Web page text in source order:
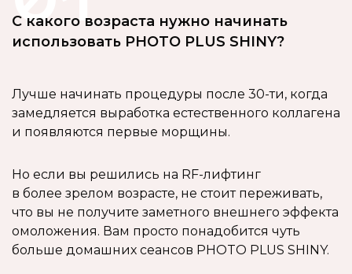
С какого возраста нужно начинать
использовать PHOTO PLUS SHINY?
Лучше начинать процедуры после 30-ти, когда
замедляется выработка естественного коллагена
и появляются первые морщины.
Но если вы решились на RF-лифтинг
в более зрелом возрасте, не стоит переживать,
что вы не получите заметного внешнего эффекта
омоложения. Вам просто понадобится чуть
больше домашних сеансов PHOTO PLUS SHINY.